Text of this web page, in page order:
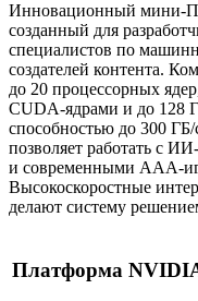
Инновационный мини-
созданный для
специалистов по
создателей контента.
до 20 процессорных
CUDA-ядрами и до 128
способностью до 300
позволяет работать с
и современными AAA-
Высокоскоростные
делают систему
Платформа